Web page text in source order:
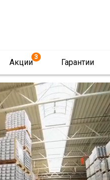
Акции
3
Гарантии